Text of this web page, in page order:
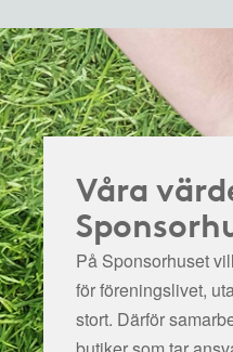
Våra
På Sponsorhuset
för föreningslivet,
stort. Därför